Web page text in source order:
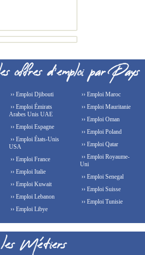
›› Emploi Djibouti
›› Emploi Émirats
Arabes Unis UAE
›› Emploi Espagne
›› Emploi États-Unis
USA
›› Emploi France
›› Emploi Italie
›› Emploi Kuwait
›› Emploi Lebanon
›› Emploi Libye
›› Emploi Maroc
›› Emploi Mauritanie
›› Emploi Oman
›› Emploi Poland
›› Emploi Qatar
›› Emploi Royaume-
Uni
›› Emploi Senegal
›› Emploi Suisse
›› Emploi Tunisie